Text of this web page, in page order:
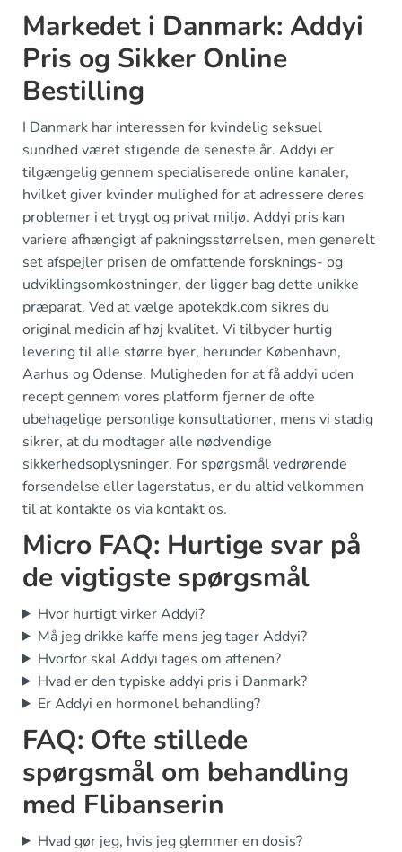
Markedet i Danmark: Addyi
Pris og Sikker Online
Bestilling
I Danmark har interessen for kvindelig seksuel
sundhed været stigende de seneste år. Addyi er
tilgængelig gennem specialiserede online kanaler,
hvilket giver kvinder mulighed for at adressere deres
problemer i et trygt og privat miljø. Addyi pris kan
variere afhængigt af pakningsstørrelsen, men generelt
set afspejler prisen de omfattende forsknings- og
udviklingsomkostninger, der ligger bag dette unikke
præparat. Ved at vælge apotekdk.com sikres du
original medicin af høj kvalitet. Vi tilbyder hurtig
levering til alle større byer, herunder København,
Aarhus og Odense. Muligheden for at få addyi uden
recept gennem vores platform fjerner de ofte
ubehagelige personlige konsultationer, mens vi stadig
sikrer, at du modtager alle nødvendige
sikkerhedsoplysninger. For spørgsmål vedrørende
forsendelse eller lagerstatus, er du altid velkommen
til at kontakte os via kontakt os.
Micro FAQ: Hurtige svar på
de vigtigste spørgsmål
Hvor hurtigt virker Addyi?
Må jeg drikke kaffe mens jeg tager Addyi?
Hvorfor skal Addyi tages om aftenen?
Hvad er den typiske addyi pris i Danmark?
Er Addyi en hormonel behandling?
FAQ: Ofte stillede
spørgsmål om behandling
med Flibanserin
Hvad gør jeg, hvis jeg glemmer en dosis?